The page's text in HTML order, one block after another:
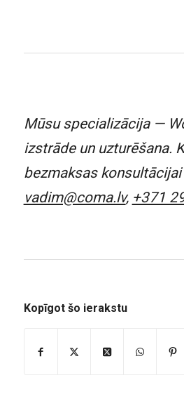
Mūsu specializācija —
izstrāde un uzturēšana.
bezmaksas
vadim@coma.lv, +371
Kopīgot šo ierakstu